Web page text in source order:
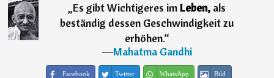
„Es gibt Wichtigeres im Leben, als
beständig dessen Geschwindigkeit zu
erhöhen.“
―Mahatma Gandhi
Facebook Twitter WhatsApp Bild